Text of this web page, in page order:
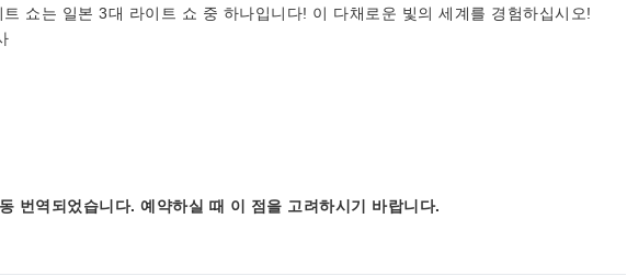
쇼는 일본 3대 라이트 쇼 중 하나입니다! 이 다채로운 빛의 세계를 경험하십시오!
번역되었습니다. 예약하실 때 이 점을 고려하시기 바랍니다.